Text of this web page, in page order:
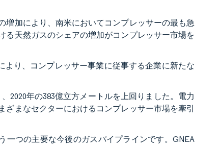
増加により、南米においてコンプレッサーの最も急
る天然ガスのシェアの増加がコンプレッサー市場を
より、コンプレッサー事業に従事する企業に新たな
2020年の383億立方メートルを上回りました。電力
まなセクターにおけるコンプレッサー市場を牽引
一つの主要な今後のガスパイプラインです。GNEA